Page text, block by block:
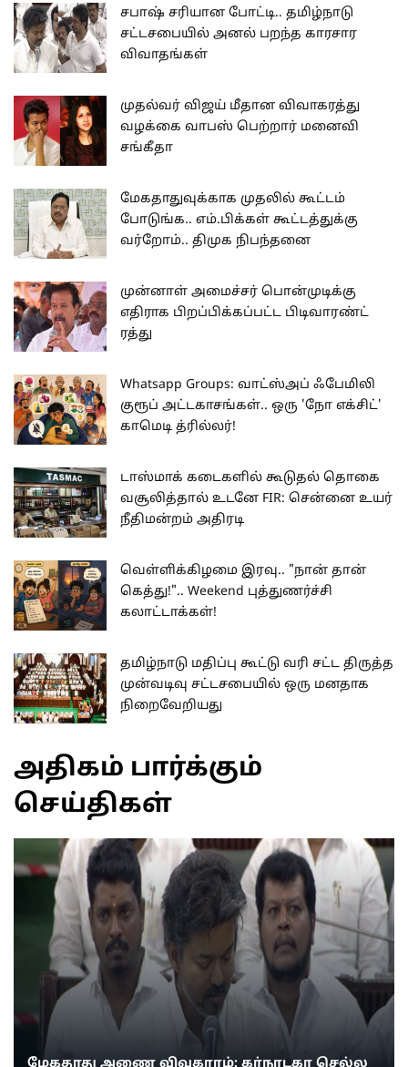
சபாஷ் சரியான போட்டி.. தமிழ்நாடு
சட்டசபையில் அனல் பறந்த காரசார
விவாதங்கள்
முதல்வர் விஜய் மீதான விவாகரத்து
வழக்கை வாபஸ் பெற்றார் மனைவி
சங்கீதா
மேகதாதுவுக்காக முதலில் கூட்டம்
போடுங்க.. எம்.பிக்கள் கூட்டத்துக்கு
வர்றோம்.. திமுக நிபந்தனை
முன்னாள் அமைச்சர் பொன்முடிக்கு
எதிராக பிறப்பிக்கப்பட்ட பிடிவாரண்ட்
ரத்து
Whatsapp Groups: வாட்ஸ்அப் ஃபேமிலி
குரூப் அட்டகாசங்கள்.. ஒரு 'நோ எக்சிட்'
காமெடி த்ரில்லர்!
டாஸ்மாக் கடைகளில் கூடுதல் தொகை
வசூலித்தால் உடனே FIR: சென்னை உயர்
நீதிமன்றம் அதிரடி
வெள்ளிக்கிழமை இரவு.. "நான் தான்
கெத்து!".. Weekend புத்துணர்ச்சி
கலாட்டாக்கள்!
தமிழ்நாடு மதிப்பு கூட்டு வரி சட்ட திருத்த
முன்வடிவு சட்டசபையில் ஒரு மனதாக
நிறைவேறியது
அதிகம் பார்க்கும்
செய்திகள்
மேகதாது அணை விவகாரம்: கர்நாடகா செல்ல